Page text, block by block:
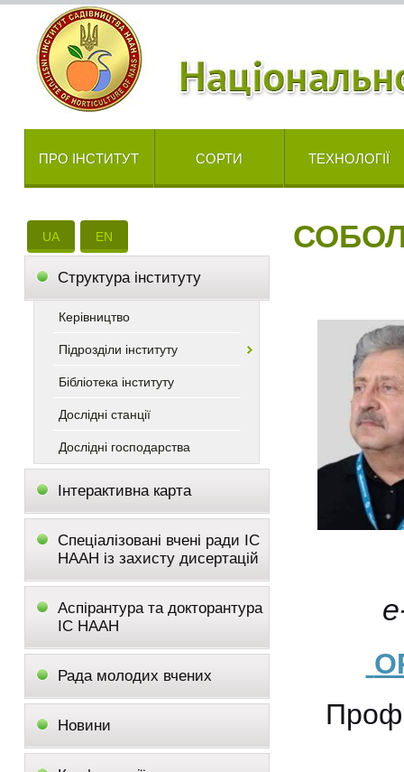
ПРО ІНСТИТУТ СОРТИ ТЕХНОЛОГІЇ
UA EN
Cтруктура інституту
Керівництво
Підрозділи інституту
Бібліотека інституту
Дослідні станції
Дослідні господарства
Інтерактивна карта
Спеціалізовані вчені ради ІС
НААН із захисту дисертацій
Аспірантура та докторантура
ІС НААН
Рада молодих вчених
Новини